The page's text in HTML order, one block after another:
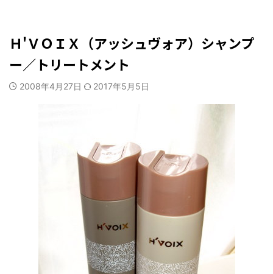
Ｈ'ＶＯＩＸ（アッシュヴォア）シャンプ
ー／トリートメント
2008年4月27日 2017年5月5日